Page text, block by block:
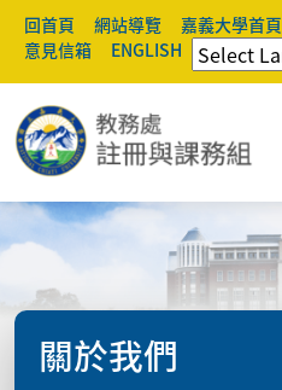
回首頁 網站導覽 嘉義大學首頁
意見信箱
ENGLISH
關於我們